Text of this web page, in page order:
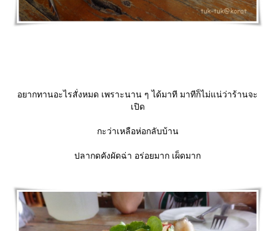
อยากทานอะไรสั่งหมด เพราะนาน ๆ ได้มาที มาทีก็ไม่แน่ว่าร้านจะ
เปิด
กะว่าเหลือห่อกลับบ้าน
ปลากดคังผัดฉ่า อร่อยมาก เผ็ดมาก